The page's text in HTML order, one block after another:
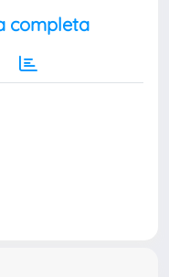
completa